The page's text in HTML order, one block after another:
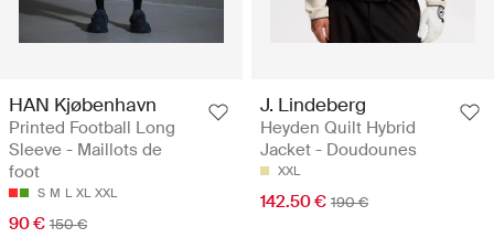
HAN Kjøbenhavn
Printed Football Long
Sleeve - Maillots de
foot
S M L XL XXL
90 € 150 €
J. Lindeberg
Heyden Quilt Hybrid
Jacket - Doudounes
XXL
142.50 € 190 €